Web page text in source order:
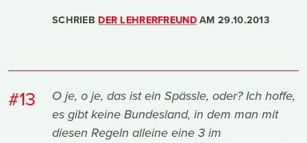
SCHRIEB DER LEHRERFREUNDAM29.10.2013
#13
O je, o je, das ist ein Spässle, oder? Ich hoffe,
es gibt keine Bundesland, in dem man mit
diesen Regeln alleine eine 3 im